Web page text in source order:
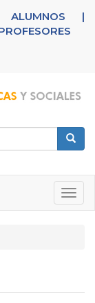
ALUMNOS
|